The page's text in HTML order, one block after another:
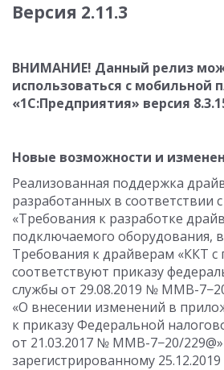
Версия 2.11.3
ВНИМАНИЕ! Данный релиз
использоваться с мобильной
«1С:Предприятия» версия
Новые возможности и
Реализованная поддержка
разработанных в соответствии
«Требования к разработке
подключаемого оборудования,
Требования к драйверам «ККТ с
соответствуют приказу
службы от 29.08.2019 № ММВ-
«О внесении изменений в
к приказу Федеральной
от 21.03.2017 № ММВ-7−20/229@»
зарегистрированному 25.12.2019